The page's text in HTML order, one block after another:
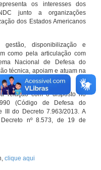
os interesses dos
junto a organizações
dos Estados Americanos
disponibilização e
como pela articulação com
Nacional de Defesa do
técnica, apoiam e atuam na
relação com o disposto no
(Código de Defesa do
III do Decreto 7.963/2013. A
nº 8.573, de 19 de
clique aqui